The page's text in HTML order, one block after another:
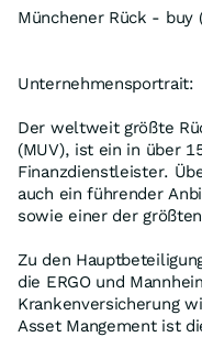
Münchener Rück - buy
Unternehmensportrait:
Der weltweit größte
(MUV), ist ein in über
Finanzdienstleister.
auch ein führender
sowie einer der
Zu den
die ERGO und
Krankenversicherung
Asset Mangement ist